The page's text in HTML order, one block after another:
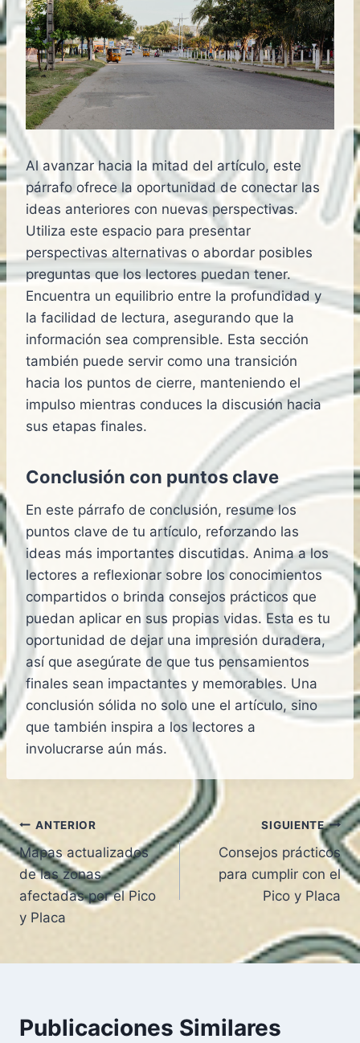
Al avanzar hacia la mitad del artículo, este
párrafo ofrece la oportunidad de conectar las
ideas anteriores con nuevas perspectivas.
Utiliza este espacio para presentar
perspectivas alternativas o abordar posibles
preguntas que los lectores puedan tener.
Encuentra un equilibrio entre la profundidad y
la facilidad de lectura, asegurando que la
información sea comprensible. Esta sección
también puede servir como una transición
hacia los puntos de cierre, manteniendo el
impulso mientras conduces la discusión hacia
sus etapas finales.
Conclusión con puntos clave
En este párrafo de conclusión, resume los
puntos clave de tu artículo, reforzando las
ideas más importantes discutidas. Anima a los
lectores a reflexionar sobre los conocimientos
compartidos o brinda consejos prácticos que
puedan aplicar en sus propias vidas. Esta es tu
oportunidad de dejar una impresión duradera,
así que asegúrate de que tus pensamientos
finales sean impactantes y memorables. Una
conclusión sólida no solo une el artículo, sino
que también inspira a los lectores a
involucrarse aún más.
Navegación
de
entradas
ANTERIOR
Mapas actualizados
de las zonas
afectadas por el Pico
y Placa
SIGUIENTE
Consejos prácticos
para cumplir con el
Pico y Placa
Publicaciones Similares